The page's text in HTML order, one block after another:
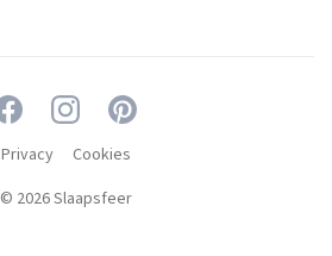
© 2026 Slaapsfeer
Privacy Cookies